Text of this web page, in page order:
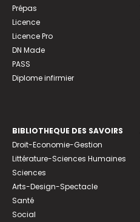
Prépas
Licence
Licence Pro
DN Made
PASS
Diplome infirmier
BIBLIOTHEQUE DES SAVOIRS
Droit-Economie-Gestion
Littérature-Sciences Humaines
Sciences
Arts-Design-Spectacle
Santé
Social